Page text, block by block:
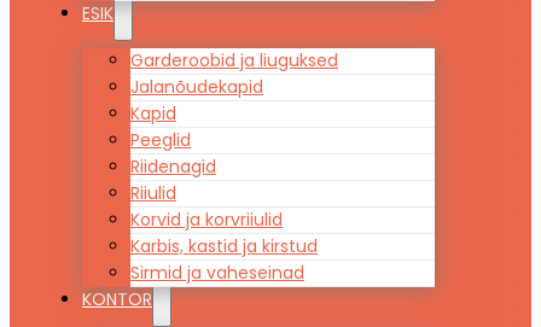
ESIK
Garderoobid ja liuguksed
Jalanõudekapid
Kapid
Peeglid
Riidenagid
Riiulid
Korvid ja korvriiulid
Karbis, kastid ja kirstud
Sirmid ja vaheseinad
KONTOR